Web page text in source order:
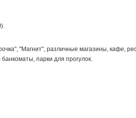
"Магнит", различные магазины, кафе,
парки для прогулок.